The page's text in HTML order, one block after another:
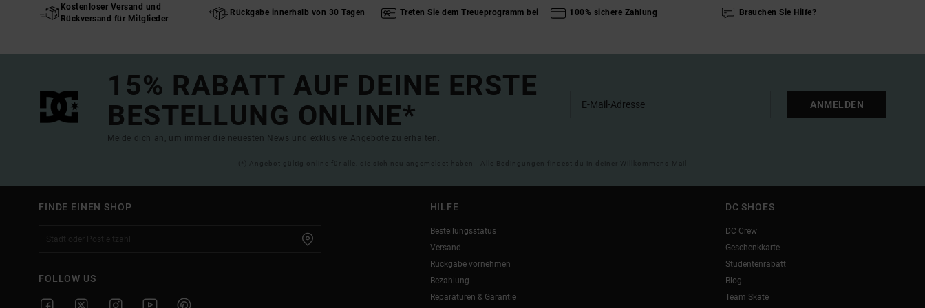
Kostenloser Versand und
Rückversand für Mitglieder
Rückgabe innerhalb von 30 Tagen Treten Sie dem Treueprogramm bei 100% sichere Zahlung Brauchen Sie Hilfe?
15% RABATT AUF DEINE ERSTE
BESTELLUNG ONLINE*
Melde dich an, um immer die neuesten News und exklusive Angebote zu erhalten.
ANMELDEN
(*) Angebot gültig online für alle, die sich neu angemeldet haben - Alle Bedingungen findest du in deiner Willkommens-Mail
FINDE EINEN SHOP
FOLLOW US
HILFE
Bestellungsstatus
Versand
Rückgabe vornehmen
Bezahlung
Reparaturen & Garantie
DC SHOES
DC Crew
Geschenkkarte
Studentenrabatt
Blog
Team Skate